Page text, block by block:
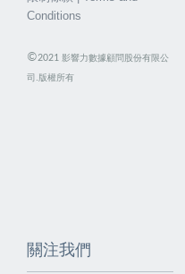
Conditions
©2021 影響力數據顧問股份有限公
司.版權所有
關注我們